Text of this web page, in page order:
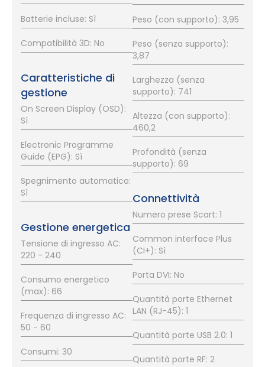
Batterie incluse: Sì
Compatibilità 3D: No
Caratteristiche di
gestione
On Screen Display (OSD):
Sì
Electronic Programme
Guide (EPG): Sì
Spegnimento automatico:
Sì
Gestione energetica
Tensione di ingresso AC:
220 - 240
Consumo energetico
(max): 66
Frequenza di ingresso AC:
50 - 60
Consumi: 30
Peso (con supporto): 3,95
Peso (senza supporto):
3,87
Larghezza (senza
supporto): 741
Altezza (con supporto):
460,2
Profondità (senza
supporto): 69
Connettività
Numero prese Scart: 1
Common interface Plus
(CI+): Sì
Porta DVI: No
Quantità porte Ethernet
LAN (RJ-45): 1
Quantità porte USB 2.0: 1
Quantità porte RF: 2